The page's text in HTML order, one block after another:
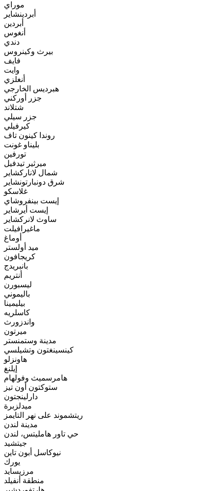
موراي
أبردينشاير
أبردين
أنغوس
دندي
بيرث وكينروس
فايف
وايت
أنغلزي
هبرديس الخارجي
جزر أوركني
شتلاند
جزر سيلي
كيرفيلي
روندا كينون تاف
بليناو غونت
تورفين
ميرثير تيدفيل
شمال لاناركشاير
شرق دونبارتونشاير
غلاسكو
إيست بينفروشاي
إيست أيرشاير
ساوث لانركشاير
ماغيرافيلت
أوماغ
ميد أولستر
كريجافون
بانبريدج
أنتريم
ليسبورن
باليموني
بيليمينا
كاسلريه
واندزورث
ميرتون
مدينة وستمنستر
كينسينغتون وتشيلسي
هاونزلو
إيلنغ
هامرسميث وفولهام
ستوكتون أون تيز
دارلينجتون
ميدلزبرة
ريتشموند على نهر التايمز
مدينة لندن
حي تاور هامليتس، لندن
جيتشيد
نيوكاسل أبون تاين
يورك
مرزيسايد
منطقة أنفيلد